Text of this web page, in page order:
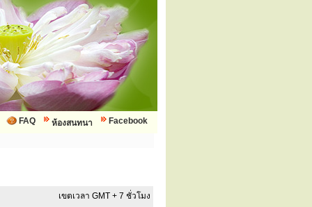
Facebook
ห้องสนทนา
FAQ
เขตเวลา GMT + 7 ชั่วโมง